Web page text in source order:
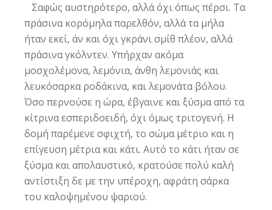
Σαφώς αυστηρότερο, αλλά όχι όπως πέρσι. Τα
πράσινα κορόμηλα παρελθόν, αλλά τα μήλα
ήταν εκεί, άν και όχι γκράνι σμίθ πλέον, αλλά
πράσινα γκόλντεν. Υπήρχαν ακόμα
μοσχολέμονα, λεμόνια, άνθη λεμονιάς και
λευκόσαρκα ροδάκινα, και λεμονάτα βόλου.
Όσο περνούσε η ώρα, έβγαινε και ξύσμα από τα
κίτρινα εσπεριδοειδή, όχι όμως τριτογενή. Η
δομή παρέμενε σφιχτή, το σώμα μέτριο και η
επίγευση μέτρια και κάτι. Αυτό το κάτι ήταν σε
ξύσμα και απολαυστικό, κρατούσε πολύ καλή
αντίστιξη δε με την υπέροχη, αφράτη σάρκα
του καλοψημένου ψαριού.